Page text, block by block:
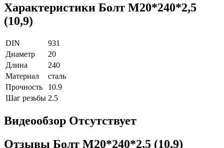
Характеристики Болт М20*240*2,5
(10,9)
DIN
931
Диаметр
20
Длина
240
Материал
сталь
Прочность
10.9
Шаг резьбы 2.5
Видеообзор Отсутствует
Отзывы Болт М20*240*2,5 (10,9)